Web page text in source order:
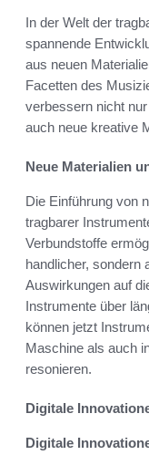
In der Welt der
spannende
aus neuen
Facetten des
verbessern nicht
auch neue kreative
Neue Materialien
Die Einführung von
tragbarer
Verbundstoffe
handlicher, sondern
Auswirkungen auf
Instrumente über
können jetzt
Maschine als auch
resonieren.
Digitale
Digitale